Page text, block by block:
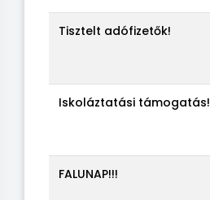
Tisztelt adófizetők!
Iskoláztatási támogatás!
FALUNAP!!!